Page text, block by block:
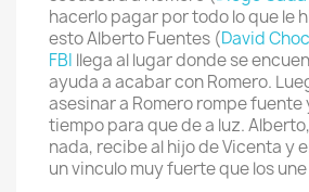
hacerlo pagar por todo lo que le
esto Alberto Fuentes (David
FBI llega al lugar donde se
ayuda a acabar con Romero.
asesinar a Romero rompe fuente
tiempo para que de a luz.
nada, recibe al hijo de Vicenta y
un vinculo muy fuerte que los